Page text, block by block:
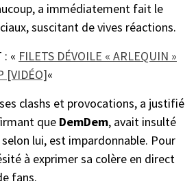
a immédiatement fait le
suscitant de vives réactions.
: « FILETS DÉVOILE « ARLEQUIN »
[VIDÉO]«
clashs et provocations, a justifié
que DemDem, avait insulté
lui, est impardonnable. Pour
à exprimer sa colère en direct
fans.